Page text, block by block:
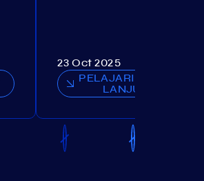
23 Oct 2025
PELAJARI LEBIH
LANJUT